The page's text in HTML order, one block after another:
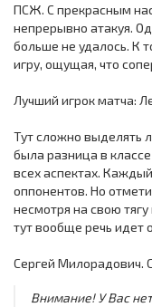
ПСЖ. С прекрасным
непрерывно атакуя.
больше не удалось. К
игру, ощущая, что
Лучший игрок матча:
Тут сложно выделять
была разница в
всех аспектах.
оппонентов. Но
несмотря на свою
тут вообще речь идет
Сергей Милорадович.
Внимание! У Вас